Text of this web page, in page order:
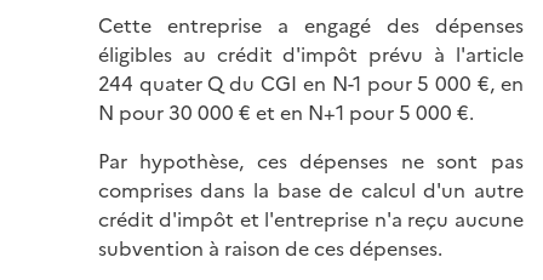
Cette entreprise a engagé des dépenses
éligibles au crédit d'impôt prévu à l'article
244 quater Q du CGI en N-1 pour 5 000 €, en
N pour 30 000 € et en N+1 pour 5 000 €.
Par hypothèse, ces dépenses ne sont pas
comprises dans la base de calcul d'un autre
crédit d'impôt et l'entreprise n'a reçu aucune
subvention à raison de ces dépenses.